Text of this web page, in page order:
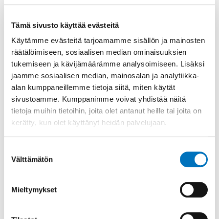
Tämä sivusto käyttää evästeitä
Käytämme evästeitä tarjoamamme sisällön ja mainosten
räätälöimiseen, sosiaalisen median ominaisuuksien
tukemiseen ja kävijämäärämme analysoimiseen. Lisäksi
jaamme sosiaalisen median, mainosalan ja analytiikka-
alan kumppaneillemme tietoja siitä, miten käytät
sivustoamme. Kumppanimme voivat yhdistää näitä
tietoja muihin tietoihin, joita olet antanut heille tai joita on
kerätty, kun olet käyttänyt heidän palvelujaan.
valinta
Välttämätön
Mieltymykset
vammaisuuden perusteella on kiellettyä. Muitakin
yhdenvertaisuusvaltuutetun viimeisimmän
vuosikertomuksen mukaan vammaisuuden
perusteella tapahtuvat yhteydenotot pitävät jälleen
kärkipaikkaa syrjintäperusteita koskevassa
tilastossa. Yhdenvertaisuuslain tavoitteena on
vammaisten ihmisten syrjivään kohteluun
puuttumalla taata heille yhdenvertaiset
mahdollisuudet elää ja toimia vammattomiin
ihmisiin nähden.
yhdenvertaisesti. Tällainen ajattelu voi johtaa
henkilöt ovat ehkä heidän saamiensa palveluiden
osalta keskenään yhdenvertaisessa asemassa,